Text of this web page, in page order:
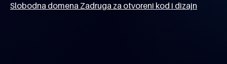
Slobodna domena Zadruga za otvoreni kod i dizajn